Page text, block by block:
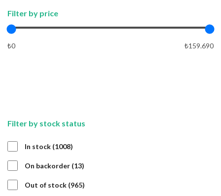
Filter by price
₺0 ₺159.690
Filter by stock status
In stock 10081008
On backorder 1313
Out of stock 965965